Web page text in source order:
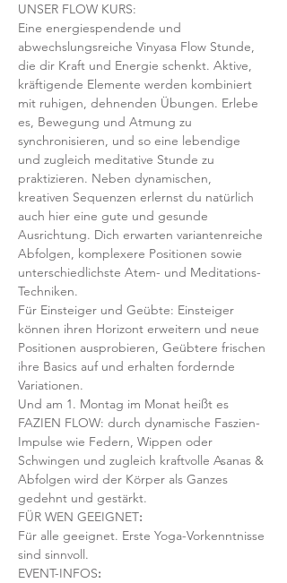
UNSER FLOW KURS:
Eine energiespendende und
abwechslungsreiche Vinyasa Flow Stunde,
die dir Kraft und Energie schenkt. Aktive,
kräftigende Elemente werden kombiniert
mit ruhigen, dehnenden Übungen. Erlebe
es, Bewegung und Atmung zu
synchronisieren, und so eine lebendige
und zugleich meditative Stunde zu
praktizieren. Neben dynamischen,
kreativen Sequenzen erlernst du natürlich
auch hier eine gute und gesunde
Ausrichtung. Dich erwarten variantenreiche
Abfolgen, komplexere Positionen sowie
unterschiedlichste Atem- und Meditations-
Techniken.
Für Einsteiger und Geübte: Einsteiger
können ihren Horizont erweitern und neue
Positionen ausprobieren, Geübtere frischen
ihre Basics auf und erhalten fordernde
Variationen.
Und am 1. Montag im Monat heißt es
FAZIEN FLOW: durch dynamische Faszien-
Impulse wie Federn, Wippen oder
Schwingen und zugleich kraftvolle Asanas &
Abfolgen wird der Körper als Ganzes
gedehnt und gestärkt.
FÜR WEN GEEIGNET:
Für alle geeignet. Erste Yoga-Vorkenntnisse
sind sinnvoll.
EVENT-INFOS: